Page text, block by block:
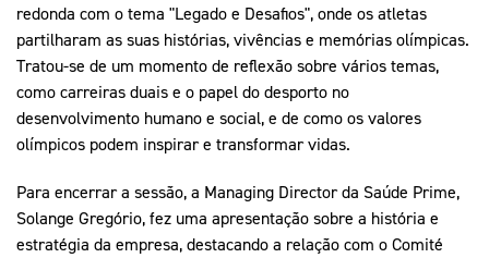
redonda com o tema "Legado e Desafios", onde os atletas
partilharam as suas histórias, vivências e memórias olímpicas.
Tratou-se de um momento de reflexão sobre vários temas,
como carreiras duais e o papel do desporto no
desenvolvimento humano e social, e de como os valores
olímpicos podem inspirar e transformar vidas.
Para encerrar a sessão, a Managing Director da Saúde Prime,
Solange Gregório, fez uma apresentação sobre a história e
estratégia da empresa, destacando a relação com o Comité